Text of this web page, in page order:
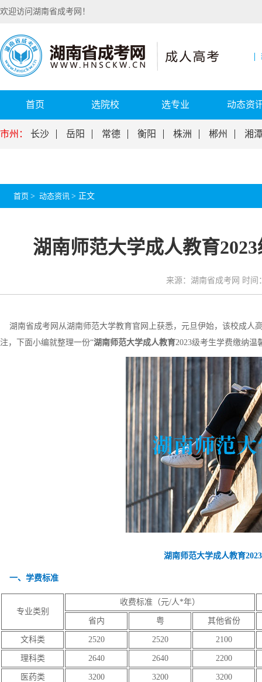
欢迎访问湖南省成考网！
首页 选院校 选专业 动态资
市州： 长沙 岳阳 常德 衡阳 株洲 郴州 湘
首页 > 动态资讯 > 正文
湖南师范大学成人教育
来源：湖南省成考网 时间
湖南省成考网从湖南师范大学教育官网上获悉，元旦伊始，该校成人
注，下面小编就整理一份“湖南师范大学成人教育2023级考生学费缴纳温
湖南师范大学成人教育
一、学费标准
专业类别
收费标准（元/人*年）
省内 粤 其他省份
文科类 2520 2520 2100
理科类 2640 2640 2200
医药类 3200 3200 3200